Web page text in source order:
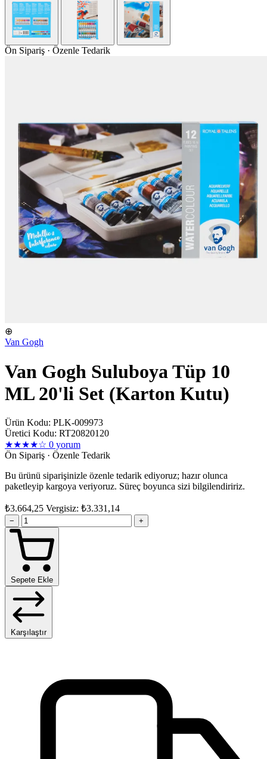
Ön Sipariş · Özenle Tedarik
⊕
Van Gogh
Van Gogh Suluboya Tüp 10
ML 20'li Set (Karton Kutu)
Ürün Kodu: PLK-009973
Üretici Kodu: RT20820120
★★★★☆ 0 yorum
Ön Sipariş · Özenle Tedarik
Bu ürünü siparişinizle özenle tedarik ediyoruz; hazır olunca
paketleyip kargoya veriyoruz. Süreç boyunca sizi bilgilendiririz.
₺3.664,25 Vergisiz: ₺3.331,14
− +
Sepete Ekle
Karşılaştır